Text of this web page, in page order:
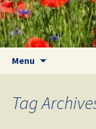
Menu
Tag